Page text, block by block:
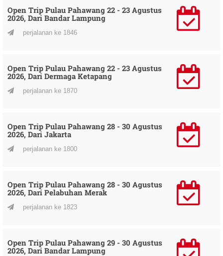
Open Trip Pulau Pahawang 22 - 23 Agustus
2026, Dari Bandar Lampung
perjalanan ke 1846
Open Trip Pulau Pahawang 22 - 23 Agustus
2026, Dari Dermaga Ketapang
perjalanan ke 1870
Open Trip Pulau Pahawang 28 - 30 Agustus
2026, Dari Jakarta
perjalanan ke 1800
Open Trip Pulau Pahawang 28 - 30 Agustus
2026, Dari Pelabuhan Merak
perjalanan ke 1823
Open Trip Pulau Pahawang 29 - 30 Agustus
2026, Dari Bandar Lampung